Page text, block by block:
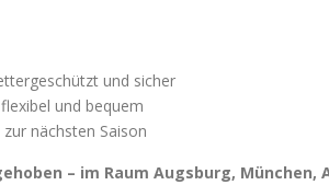
und sicher
und bequem
nächsten Saison
– im Raum Augsburg, München,